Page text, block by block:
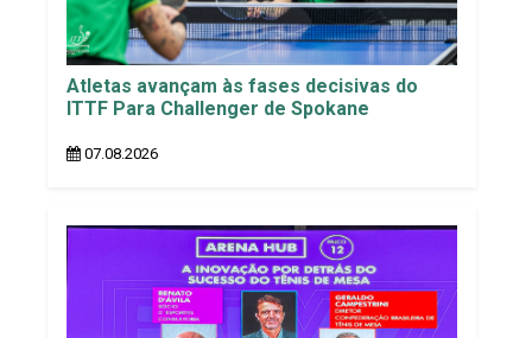
Atletas avançam às fases decisivas do
ITTF Para Challenger de Spokane
07.08.2026